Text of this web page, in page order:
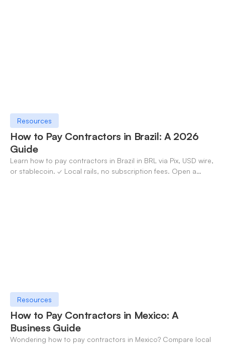
Resources
How to Pay Contractors in Brazil: A 2026
Guide
Learn how to pay contractors in Brazil in BRL via Pix, USD wire,
or stablecoin. ✓ Local rails, no subscription fees. Open a
Resources
How to Pay Contractors in Mexico: A
Business Guide
Wondering how to pay contractors in Mexico? Compare local